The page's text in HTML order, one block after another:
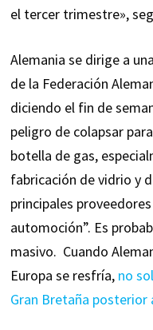
el tercer trimestre»,
Alemania se dirige a
de la Federación
diciendo el fin de
peligro de colapsar
botella de gas,
fabricación de vidrio y
principales
automoción”. Es
masivo. Cuando
Europa se resfría, no
Gran Bretaña posterior